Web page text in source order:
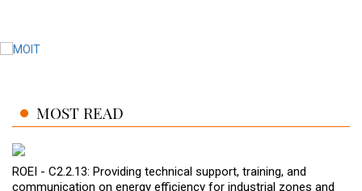
MOST READ
ROEI - C2.2.13: Providing technical support, training, and
communication on energy efficiency for industrial zones and